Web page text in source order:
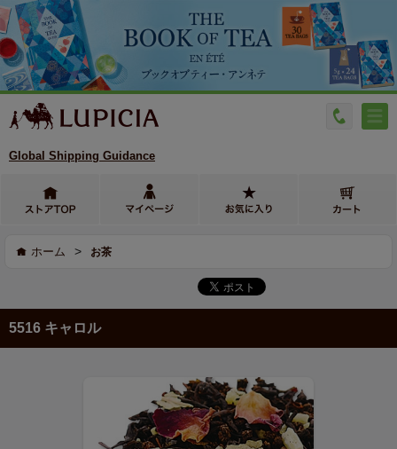
Global Shipping Guidance
ホーム > お茶
5516 キャロル